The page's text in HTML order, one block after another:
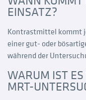
EINSATZ?
Kontrastmittel kommt
einer gut- oder
während der
WARUM IST
MRT-